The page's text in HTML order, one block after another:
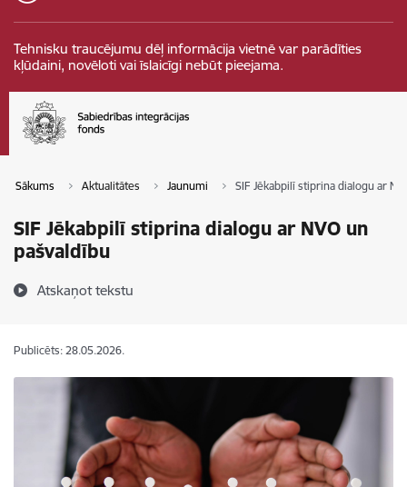
Tehnisku traucējumu dēļ informācija vietnē var parādīties
kļūdaini, novēloti vai īslaicīgi nebūt pieejama.
Sākums Aktualitātes Jaunumi SIF Jēkabpilī stiprina dialogu ar
SIF Jēkabpilī stiprina dialogu ar NVO un
pašvaldību
Atskaņot tekstu
Publicēts: 28.05.2026.